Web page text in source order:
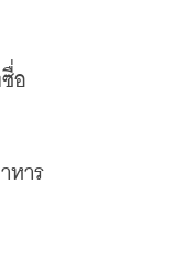
อ
หาร